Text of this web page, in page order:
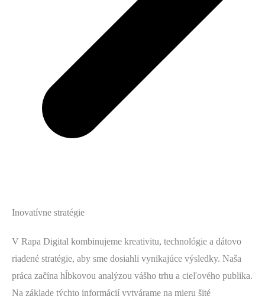
Inovatívne stratégie
V Rapa Digital kombinujeme kreativitu, technológie a dátovo
riadené stratégie, aby sme dosiahli vynikajúce výsledky. Naša
práca začína hĺbkovou analýzou vášho trhu a cieľového publika.
Na základe týchto informácií vytvárame na mieru šité